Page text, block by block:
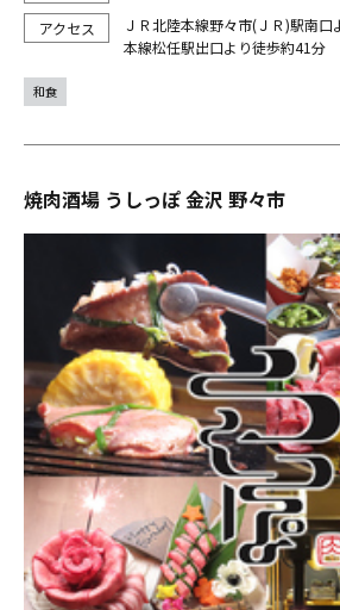
ＪＲ北陸本線野々市(ＪＲ)駅南
本線松任駅出口より徒歩約41分
和食
焼肉酒場 うしっぽ 金沢 野々市